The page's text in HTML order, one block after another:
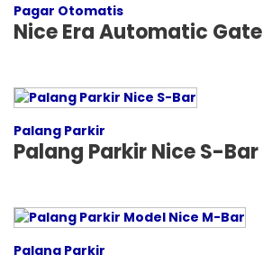
Pagar Otomatis
Nice Era Automatic Gate
Palang Parkir
Palang Parkir Nice S-Bar
Palang Parkir